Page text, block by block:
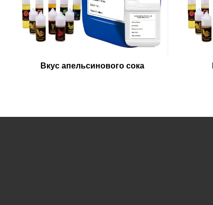
Вкус апельсинового сока